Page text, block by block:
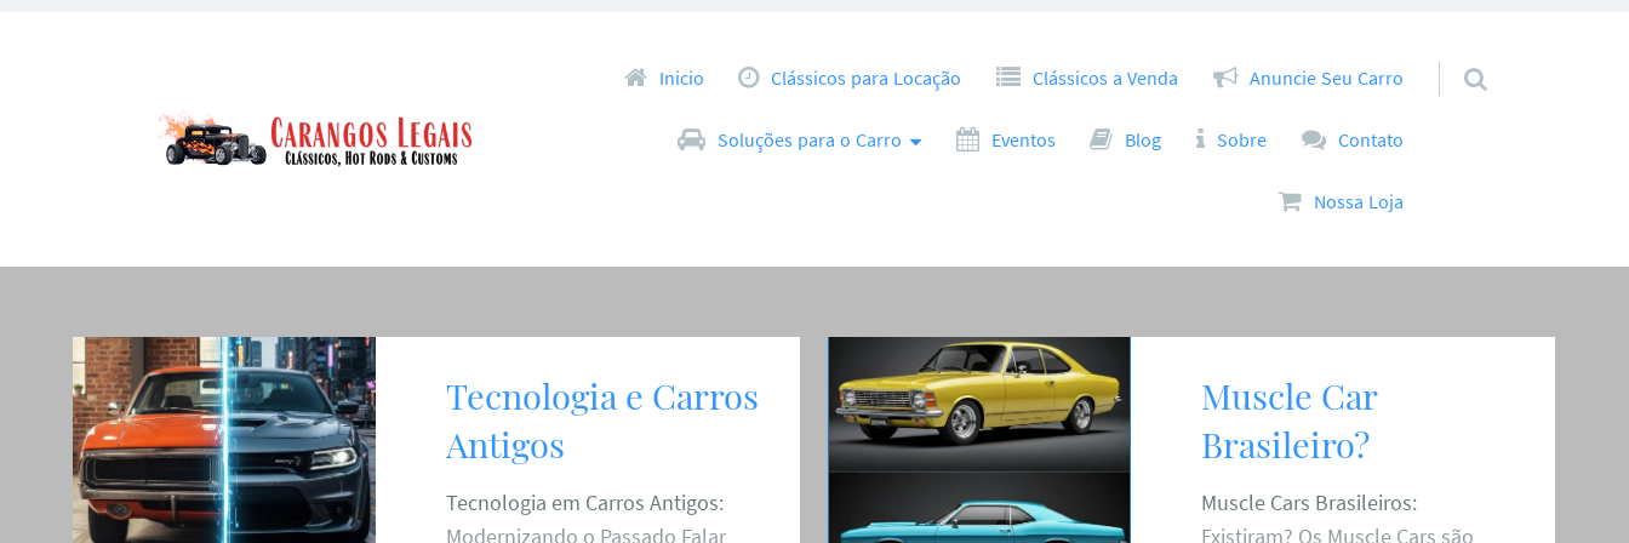
Pular para o conteúdo
Inicio Clássicos para Locação Clássicos a Venda Anuncie Seu Carro
Soluções para o Carro Eventos Blog Sobre Contato
Nossa Loja
Tecnologia e Carros
Antigos
Tecnologia em Carros Antigos:
Modernizando o Passado Falar
Muscle Car
Brasileiro?
Muscle Cars Brasileiros:
Existiram? Os Muscle Cars são